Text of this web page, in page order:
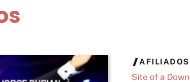
AFILIADOS
Site of a Down